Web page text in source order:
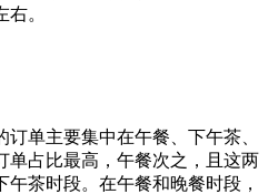
。​
单主要集中在午餐、下午茶、
单占比最高，午餐次之，且这两
茶时段。在午餐和晚餐时段，